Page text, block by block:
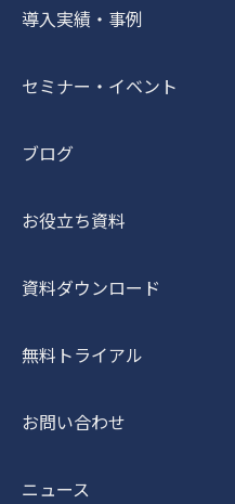
導入実績・事例
セミナー・イベント
ブログ
お役立ち資料
資料ダウンロード
無料トライアル
お問い合わせ
ニュース